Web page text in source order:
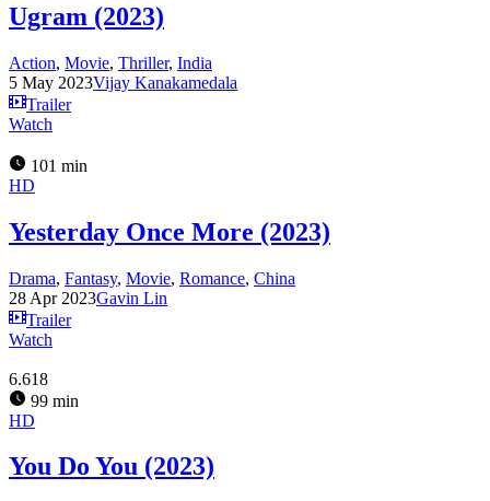
Ugram (2023)
Action, Movie, Thriller, India
5 May 2023Vijay Kanakamedala
Trailer
Watch
101 min
HD
Yesterday Once More (2023)
Drama, Fantasy, Movie, Romance, China
28 Apr 2023Gavin Lin
Trailer
Watch
6.618
99 min
HD
You Do You (2023)